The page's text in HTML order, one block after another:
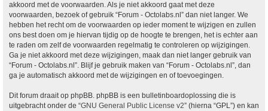
akkoord met de voorwaarden. Als je niet akkoord gaat met deze
voorwaarden, bezoek of gebruik “Forum - Octolabs.nl” dan niet langer. We
hebben het recht om de voorwaarden op ieder moment te wijzigen en zullen
ons best doen om je hiervan tijdig op de hoogte te brengen, het is echter aan
te raden om zelf de voorwaarden regelmatig te controleren op wijzigingen.
Ga je niet akkoord met deze wijzigingen, maak dan niet langer gebruik van
“Forum - Octolabs.nl”. Blijf je gebruik maken van “Forum - Octolabs.nl”, dan
ga je automatisch akkoord met de wijzigingen en of toevoegingen.
Dit forum draait op phpBB. phpBB is een bulletinboardoplossing die is
uitgebracht onder de “GNU General Public License v2” (hierna “GPL”) en kan